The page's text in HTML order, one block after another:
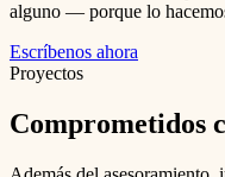
alguno — porque lo
Escríbenos ahora
Proyectos
Comprometidos